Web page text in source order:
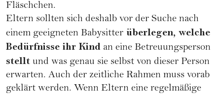
Fläschchen.
Eltern sollten sich deshalb vor der Suche nach
einem geeigneten Babysitter überlegen, welche
Bedürfnisse ihr Kind an eine Betreuungsperson
stellt und was genau sie selbst von dieser Person
erwarten. Auch der zeitliche Rahmen muss vorab
geklärt werden. Wenn Eltern eine regelmäßige